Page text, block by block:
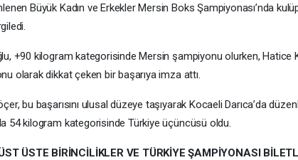
Büyük Kadın ve Erkekler Mersin Boks Şampiyonası’nda
+90 kilogram kategorisinde Mersin şampiyonu olurken, Hatice
olarak dikkat çeken bir başarıya imza attı.
bu başarısını ulusal düzeye taşıyarak Kocaeli Darıca’da
54 kilogram kategorisinde Türkiye üçüncüsü oldu.
ÜSTE BİRİNCİLİKLER VE TÜRKİYE ŞAMPİYONASI